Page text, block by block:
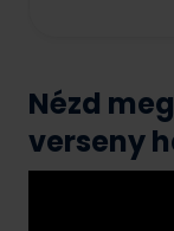
Nézd
verseny